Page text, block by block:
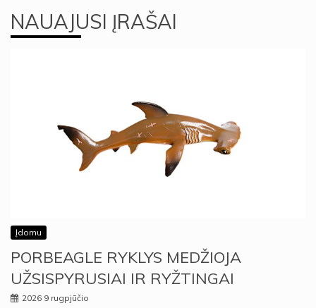
NAUAJUSI ĮRAŠAI
Įdomu
PORBEAGLE RYKLYS MEDŽIOJA
UŽSISPYRUSIAI IR RYŽTINGAI
2026 9 rugpjūčio